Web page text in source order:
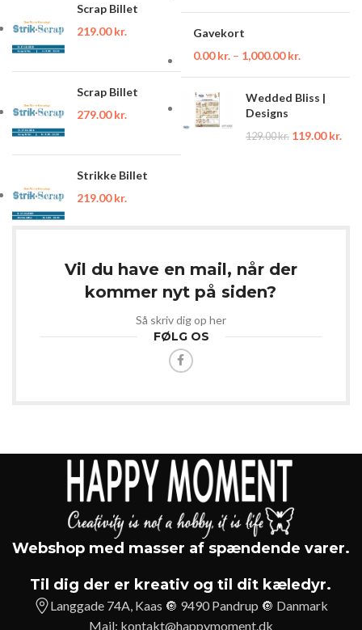
Scrap Billet
219.00kr.
Scrap Billet
279.00kr.
Strikke Billet
219.00kr.
Gavekort
0.00kr. – 1,000.00kr.
Wedded Bliss |
Designs
129.00kr. 119.00kr.
Vil du have en mail, når der
kommer nyt på siden?
Så skriv dig op her
FØLG OS
Webshop med masser af spændende varer.
Til dig der er kreativ og til dit kæledyr.
Langgade 74A, Kaas 🔘 9490 Pandrup 🔘 Danmark
Mail: kontakt@happymoment.dk